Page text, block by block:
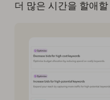
더 많은 시간을 할애